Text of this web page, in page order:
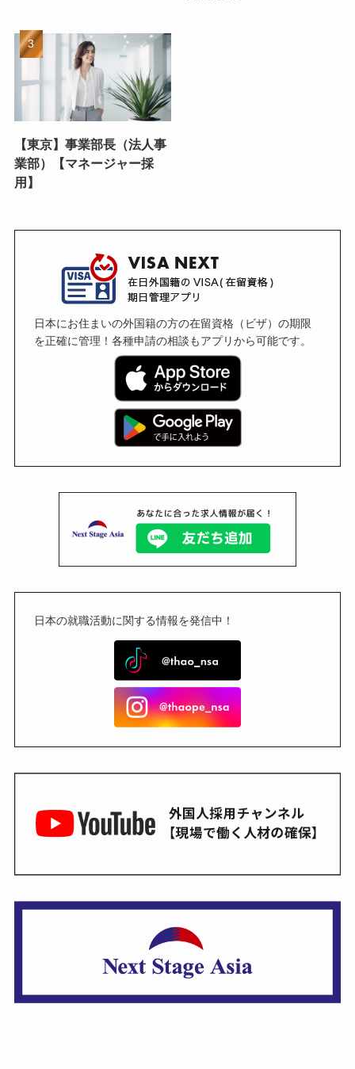
【東京】事業部長（法人事
業部）【マネージャー採
用】
日本にお住まいの外国籍の方の在留資格（ビザ）の期限
を正確に管理！各種申請の相談もアプリから可能です。
日本の就職活動に関する情報を発信中！